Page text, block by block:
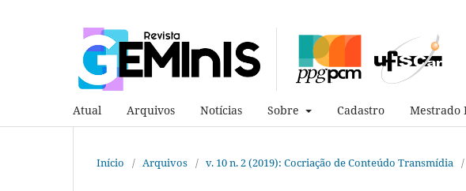
Atual Arquivos Notícias Sobre Cadastro Mestrado
Início / Arquivos / v. 10 n. 2 (2019): Cocriação de Conteúdo Transmídia /